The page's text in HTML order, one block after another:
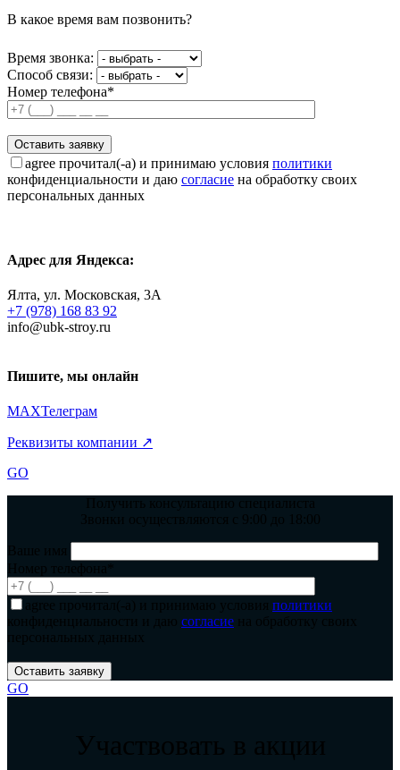
В какое время вам позвонить?
Время звонка:
Способ связи:
Номер телефона*
agree прочитал(-а) и принимаю условия политики
конфиденциальности и даю согласие на обработку своих
персональных данных
Адрес для Яндекса:
Ялта, ул. Московская, 3А
+7 (978) 168 83 92
info@ubk-stroy.ru
Пишите, мы онлайн
MAXТелеграм
Реквизиты компании ↗
GO
Получить консультацию специалиста
Звонки осуществляются с 9:00 до 18:00
Ваше имя
Номер телефона*
agree прочитал(-а) и принимаю условия политики
конфиденциальности и даю согласие на обработку своих
персональных данных
GO
Участвовать в акции